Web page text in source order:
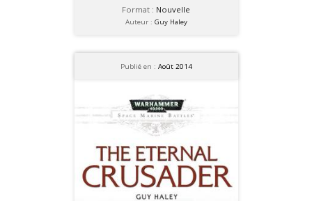
Format : Nouvelle
Auteur : Guy Haley
Publié en : Août 2014